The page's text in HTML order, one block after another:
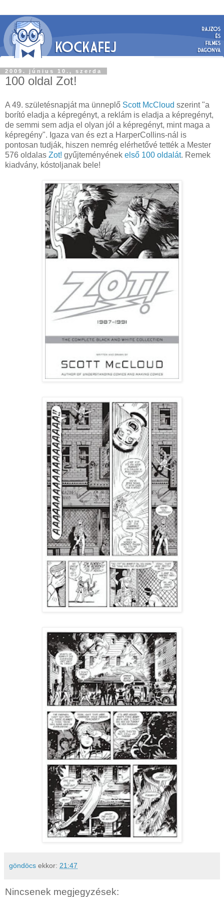
2009. június 10., szerda
100 oldal Zot!
A 49. születésnapját ma ünneplő Scott McCloud szerint "a
borító eladja a képregényt, a reklám is eladja a képregényt,
de semmi sem adja el olyan jól a képregényt, mint maga a
képregény". Igaza van és ezt a HarperCollins-nál is
pontosan tudják, hiszen nemrég elérhetővé tették a Mester
576 oldalas Zot! gyűjteményének első 100 oldalát. Remek
kiadvány, kóstoljanak bele!
göndöcs ekkor: 21:47
Nincsenek megjegyzések: